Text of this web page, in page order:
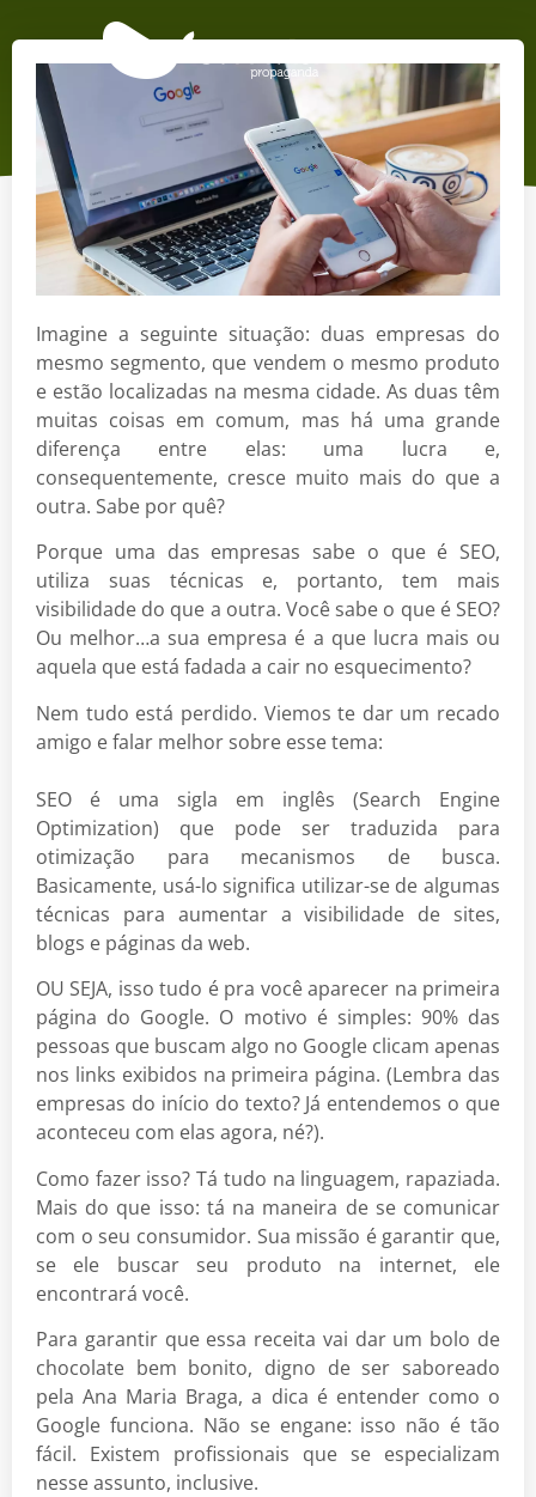
Imagine a seguinte situação: duas empresas do
mesmo segmento, que vendem o mesmo produto
e estão localizadas na mesma cidade. As duas têm
muitas coisas em comum, mas há uma grande
diferença entre elas: uma lucra e,
consequentemente, cresce muito mais do que a
outra. Sabe por quê?
Porque uma das empresas sabe o que é SEO,
utiliza suas técnicas e, portanto, tem mais
visibilidade do que a outra. Você sabe o que é SEO?
Ou melhor…a sua empresa é a que lucra mais ou
aquela que está fadada a cair no esquecimento?
Nem tudo está perdido. Viemos te dar um recado
amigo e falar melhor sobre esse tema:
SEO é uma sigla em inglês (Search Engine
Optimization) que pode ser traduzida para
otimização para mecanismos de busca.
Basicamente, usá-lo significa utilizar-se de algumas
técnicas para aumentar a visibilidade de sites,
blogs e páginas da web.
OU SEJA, isso tudo é pra você aparecer na primeira
página do Google. O motivo é simples: 90% das
pessoas que buscam algo no Google clicam apenas
nos links exibidos na primeira página. (Lembra das
empresas do início do texto? Já entendemos o que
aconteceu com elas agora, né?).
Como fazer isso? Tá tudo na linguagem, rapaziada.
Mais do que isso: tá na maneira de se comunicar
com o seu consumidor. Sua missão é garantir que,
se ele buscar seu produto na internet, ele
encontrará você.
Para garantir que essa receita vai dar um bolo de
chocolate bem bonito, digno de ser saboreado
pela Ana Maria Braga, a dica é entender como o
Google funciona. Não se engane: isso não é tão
fácil. Existem profissionais que se especializam
nesse assunto, inclusive.